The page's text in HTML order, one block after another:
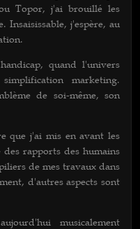
Topor, j'ai brouillé les
Insaisissable, j'espère, au
quand l'univers
marketing.
de soi-même, son
que j'ai mis en avant les
rapports des humains
de mes travaux dans
d'autres aspects sont
musicalement